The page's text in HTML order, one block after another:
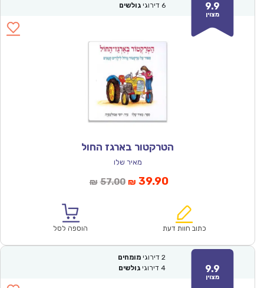
9.9
מצוין
6 דירוגי גולשים
הטרקטור בארגז החול
מאיר שלו
₪ 57.00המחיר
₪57.00.
₪ 39.90המחיר
הוא:
כתוב חוות דעת הוספה לסל
9.9
מצוין
2 דירוגי מומחים
4 דירוגי גולשים